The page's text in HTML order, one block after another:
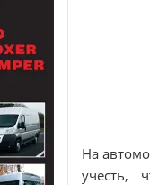
На
учесть,